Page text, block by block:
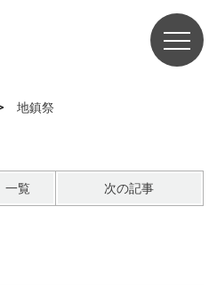
地鎮祭
一覧 次の記事